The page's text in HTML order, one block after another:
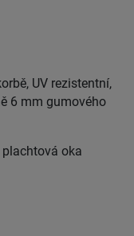
UV rezistentní,
6 mm gumového
oka